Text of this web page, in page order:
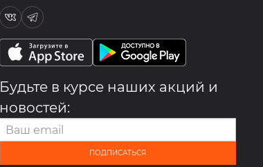
Будьте в курсе наших акций и
новостей:
ПОДПИСАТЬСЯ